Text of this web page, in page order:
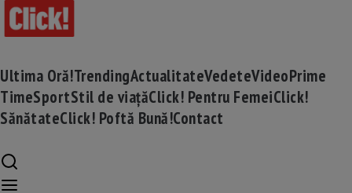
Ultima Oră!TrendingActualitateVedeteVideoPrime
TimeSportStil de viațăClick! Pentru FemeiClick!
SănătateClick! Poftă Bună!Contact